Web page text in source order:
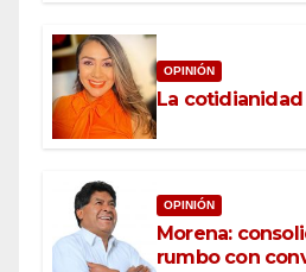
OPINIÓN
La
OPINIÓN
Morena:
rumbo con